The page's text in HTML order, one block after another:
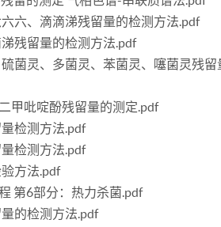
六、滴滴涕残留量的检测方法.pdf
残留量的检测方法.pdf
菌灵、多菌灵、苯菌灵、噻菌灵残
甲吡啶酚残留量的测定.pdf
检测方法.pdf
检测方法.pdf
方法.pdf
第6部分：热力杀菌.pdf
的检测方法.pdf